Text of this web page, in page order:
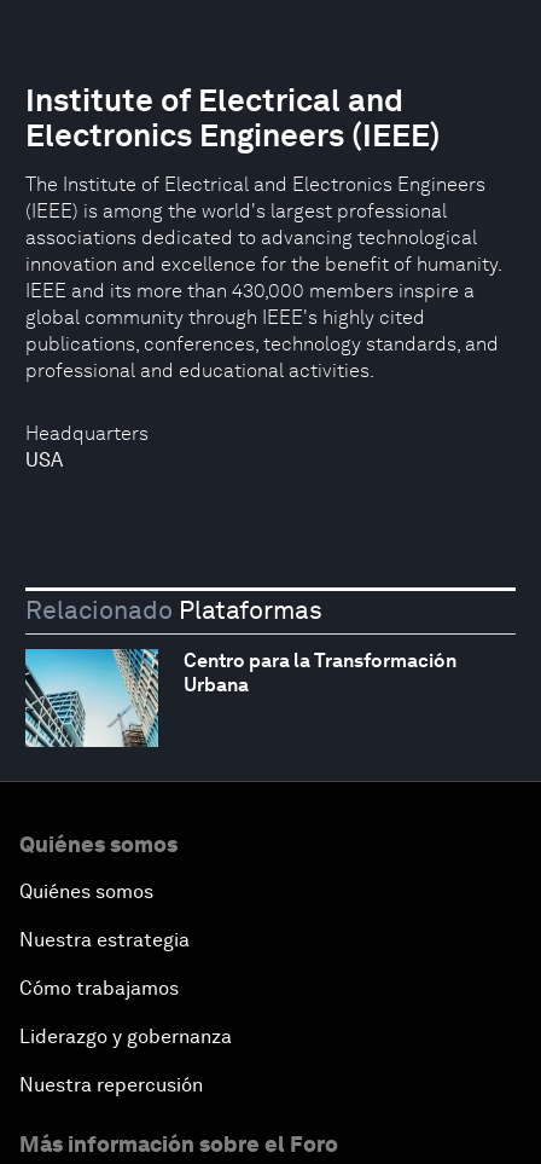
Headquarters
USA
Institute of Electrical and
Electronics Engineers (IEEE)
The Institute of Electrical and Electronics Engineers
(IEEE) is among the world's largest professional
associations dedicated to advancing technological
innovation and excellence for the benefit of humanity.
IEEE and its more than 430,000 members inspire a
global community through IEEE's highly cited
publications, conferences, technology standards, and
professional and educational activities.
Relacionado Plataformas
Centro para la Transformación
Urbana
Quiénes somos
Quiénes somos
Nuestra estrategia
Cómo trabajamos
Liderazgo y gobernanza
Nuestra repercusión
Más información sobre el Foro